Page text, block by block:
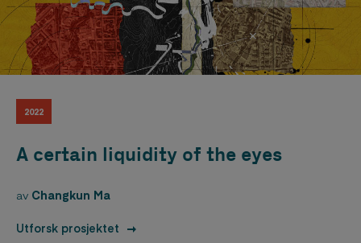
2022
A certain liquidity of the eyes
av Changkun Ma
Utforsk prosjektet